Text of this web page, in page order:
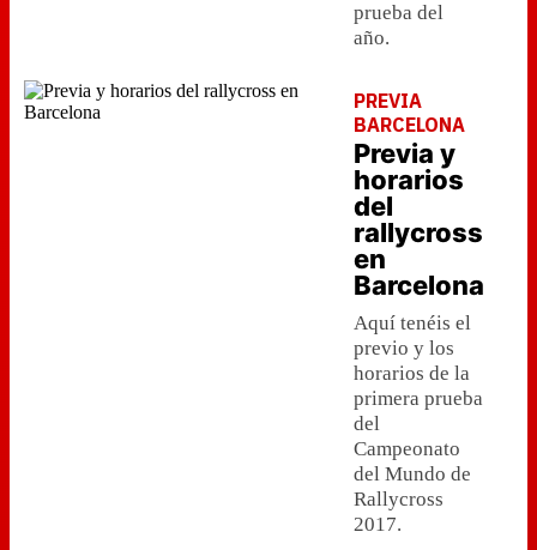
prueba del
año.
PREVIA
BARCELONA
Previa y
horarios
del
rallycross
en
Barcelona
Aquí tenéis el
previo y los
horarios de la
primera prueba
del
Campeonato
del Mundo de
Rallycross
2017.